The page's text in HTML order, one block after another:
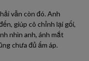
vẫn còn đó. Anh
giúp cô chỉnh lại gối,
nhìn anh, ánh mắt
chưa đủ ấm áp.